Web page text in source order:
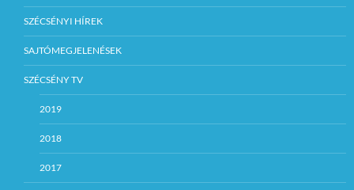
SZÉCSÉNYI HÍREK
SAJTÓMEGJELENÉSEK
SZÉCSÉNY TV
2019
2018
2017